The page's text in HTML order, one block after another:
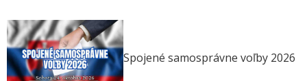
Spojené samosprávne voľby 2026